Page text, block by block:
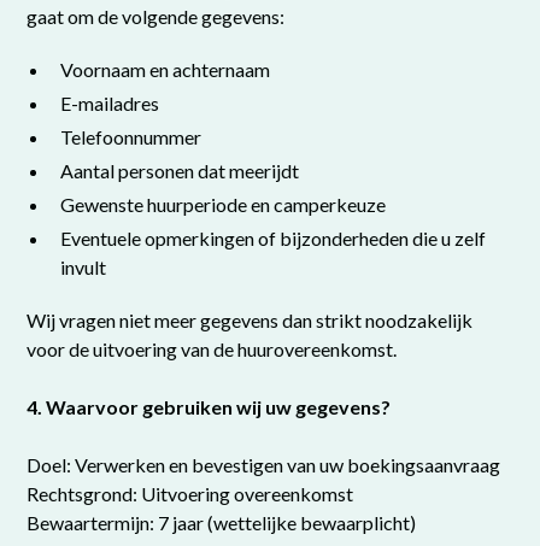
gaat om de volgende gegevens:
Voornaam en achternaam
E-mailadres
Telefoonnummer
Aantal personen dat meerijdt
Gewenste huurperiode en camperkeuze
Eventuele opmerkingen of bijzonderheden die u zelf
invult
Wij vragen niet meer gegevens dan strikt noodzakelijk
voor de uitvoering van de huurovereenkomst.
4. Waarvoor gebruiken wij uw gegevens?
Doel: Verwerken en bevestigen van uw boekingsaanvraag
Rechtsgrond: Uitvoering overeenkomst
Bewaartermijn: 7 jaar (wettelijke bewaarplicht)